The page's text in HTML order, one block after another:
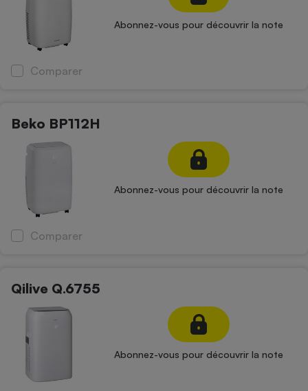
Abonnez-vous pour découvrir la note
Comparer
Beko BP112H
Abonnez-vous pour découvrir la note
Comparer
Qilive Q.6755
Abonnez-vous pour découvrir la note